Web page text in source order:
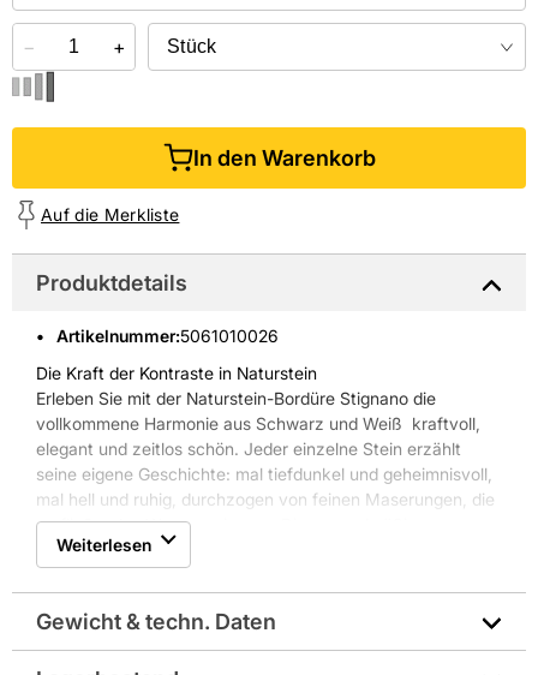
− +
In den Warenkorb
Auf die Merkliste
Produktdetails
Artikelnummer:5061010026
Die Kraft der Kontraste in Naturstein
Erleben Sie mit der Naturstein-Bordüre Stignano die
vollkommene Harmonie aus Schwarz und Weiß  kraftvoll,
elegant und zeitlos schön. Jeder einzelne Stein erzählt
seine eigene Geschichte: mal tiefdunkel und geheimnisvoll,
mal hell und ruhig, durchzogen von feinen Maserungen, die
an fließendes Wasser erinnern. Die unregelmäßige
Anordnung der länglichen Steine verleiht der Bordüre einen
lebendigen Rhythmus, der Räume spürbar aufwertet.
Stignano ist mehr als nur eine Bordüre  sie ist ein
Statement. Ein Ausdruck von Stilbewusstsein und Liebe zur
Natur.
Weiterlesen
Gewicht & techn. Daten